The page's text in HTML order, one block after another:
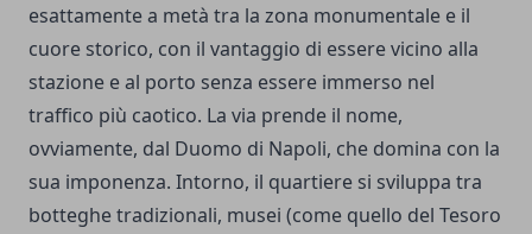
esattamente a metà tra la zona monumentale e il
cuore storico, con il vantaggio di essere vicino alla
stazione e al porto senza essere immerso nel
traffico più caotico. La via prende il nome,
ovviamente, dal Duomo di Napoli, che domina con la
sua imponenza. Intorno, il quartiere si sviluppa tra
botteghe tradizionali, musei (come quello del Tesoro